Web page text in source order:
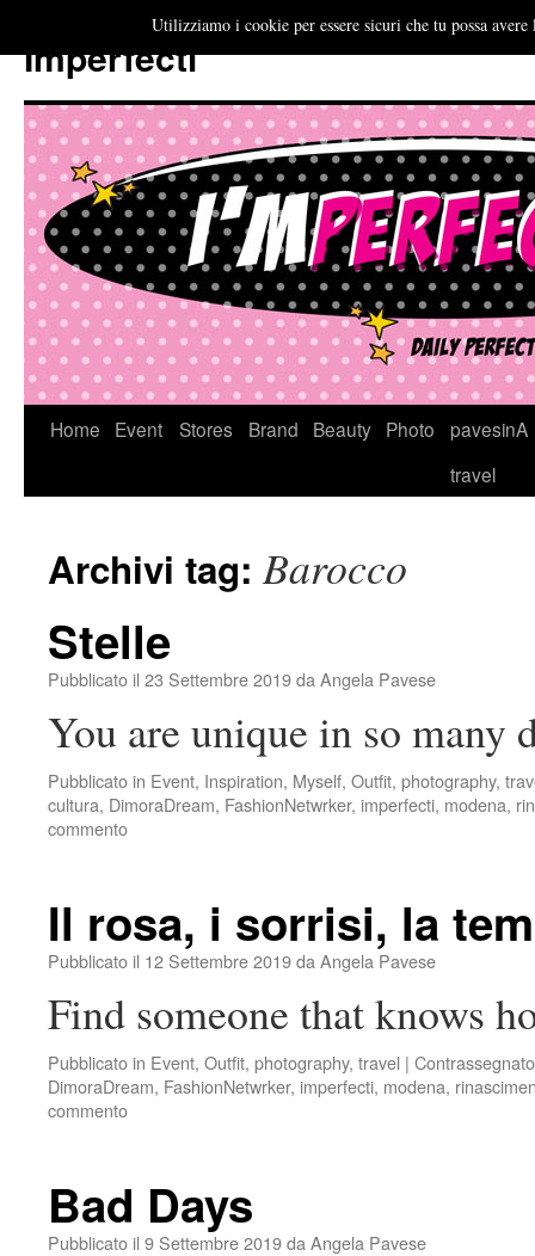
Imperfecti
VaiHome Event Stores Brand Beauty Photo
pavesinA
travel
Archivi tag:Barocco
Stelle
Pubblicato il 23 Settembre 2019da Angela Pavese
You are unique in so many
Pubblicato in Event, Inspiration, Myself, Outfit, photography,
cultura, DimoraDream, FashionNetwrker, imperfecti, modena,
commento
Il rosa, i sorrisi, la
Pubblicato il 12 Settembre 2019da Angela Pavese
Find someone that knows
Pubblicato in Event, Outfit, photography, travel | Contrassegnato
DimoraDream, FashionNetwrker, imperfecti, modena,
commento
Bad Days
Pubblicato il 9 Settembre 2019da Angela Pavese
Utilizziamo i cookie per essere sicuri che tu possa